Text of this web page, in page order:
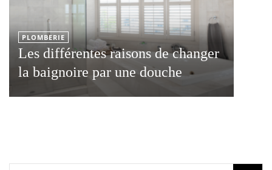
PLOMBERIE
Les différentes raisons de changer
la baignoire par une douche